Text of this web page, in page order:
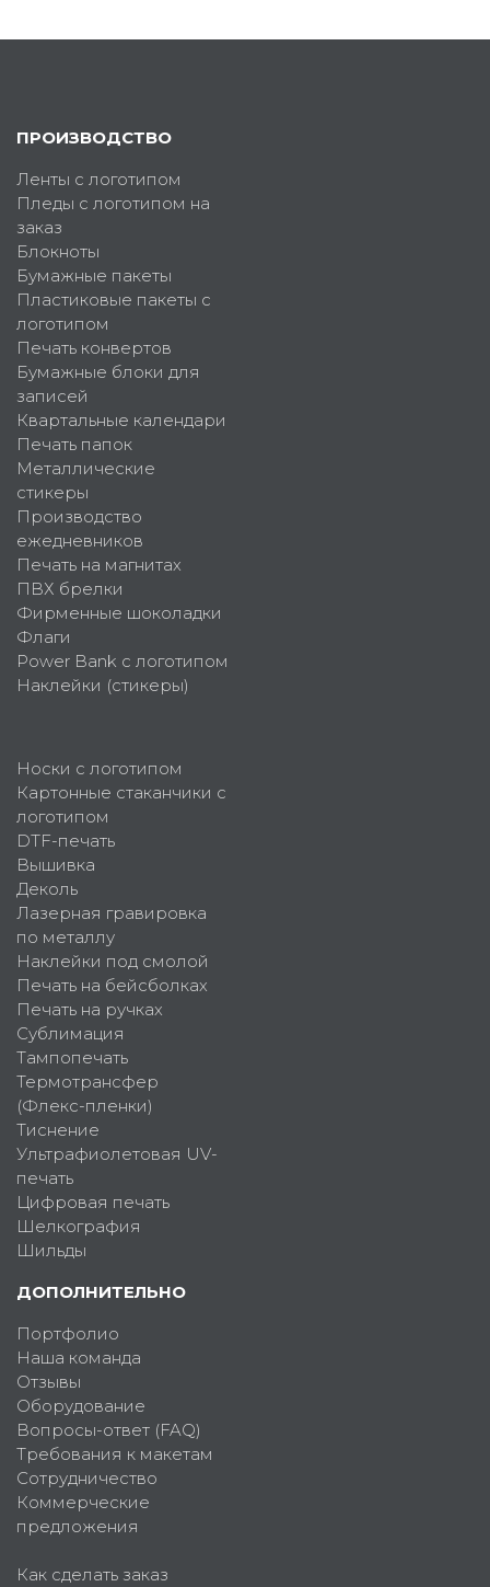
ПРОИЗВОДСТВО
Ленты с логотипом
Пледы с логотипом на
заказ
Блокноты
Бумажные пакеты
Пластиковые пакеты с
логотипом
Печать конвертов
Бумажные блоки для
записей
Квартальные календари
Печать папок
Металлические
стикеры
Производство
ежедневников
Печать на магнитах
ПВХ брелки
Фирменные шоколадки
Флаги
Power Bank с логотипом
Наклейки (стикеры)
Носки с логотипом
Картонные стаканчики с
логотипом
DTF-печать
Вышивка
Деколь
Лазерная гравировка
по металлу
Наклейки под смолой
Печать на бейсболках
Печать на ручках
Сублимация
Тампопечать
Термотрансфер
(Флекс-пленки)
Тиснение
Ультрафиолетовая UV-
печать
Цифровая печать
Шелкография
Шильды
ДОПОЛНИТЕЛЬНО
Портфолио
Наша команда
Отзывы
Оборудование
Вопросы-ответ (FAQ)
Требования к макетам
Сотрудничество
Коммерческие
предложения
Как сделать заказ